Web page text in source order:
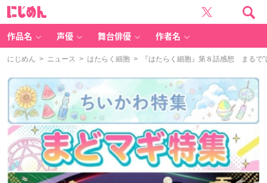
作品名 声優 舞台俳優 作者名
にじめん > ニュース > はたらく細胞 > 『はたらく細胞』第８話感想 まるで”